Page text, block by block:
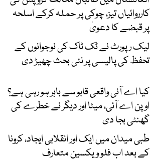
کارروائیاں تیز، چوکی پر حملہ کرکے اسلحہ
پر قبضے کا دعویٰ
لیک رپورٹ نے ٹک ٹاک کی نوجوانوں کے
تحفظ کی پالیسی پر نئی بحث چھیڑ دی
کیا اے آئی واقعی قابو سے باہر ہو رہی ہے؟
اوپن اے آئی، میٹا اور دیگر نے خطرے کی
گھنٹی بجا دی
طبی میدان میں ایک اور انقلابی ایجاد، کرونا
کے بعد اب فلو ویکسین متعارف